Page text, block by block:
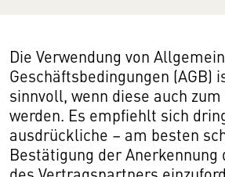
Die Verwendung von
Geschäftsbedingungen (AGB)
sinnvoll, wenn diese auch
werden. Es empfiehlt sich
ausdrückliche – am besten
Bestätigung der Anerkennung